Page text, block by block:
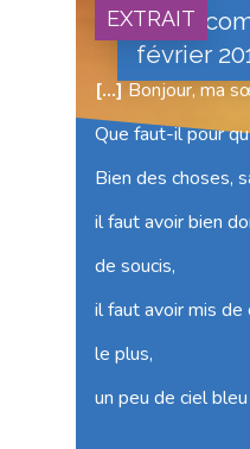
Culte
février
EXTRAIT
[…] Bonjour, ma
Que faut-il pour
Bien des choses,
il faut avoir bien
de soucis,
il faut avoir mis de
le plus,
un peu de ciel